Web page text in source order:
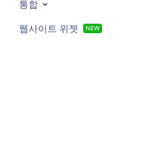
통합
웹사이트 위젯 NEW